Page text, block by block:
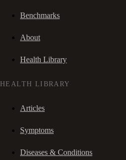
Benchmarks
About
Health Library
HEALTH LIBRARY
Articles
Symptoms
Diseases & Conditions